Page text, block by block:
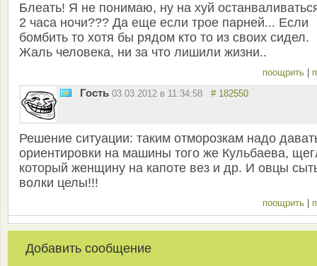
Блеать! Я не понимаю, ну на хуй
2 часа ночи??? Да еще если трое парней... Если
бомбить то хотя бы рядом кто то из своих сидел.
Жаль человека, ни за что лишили жизни..
поощрить
Гость 03.03.2012 в 11:34:58 # 182550
Решение ситуации: таким отморозкам надо
ориентировки на машины того же Кульбаева,
который женщину на капоте вез и др. И овцы
волки целы!!!
поощрить
Добавить сообщение